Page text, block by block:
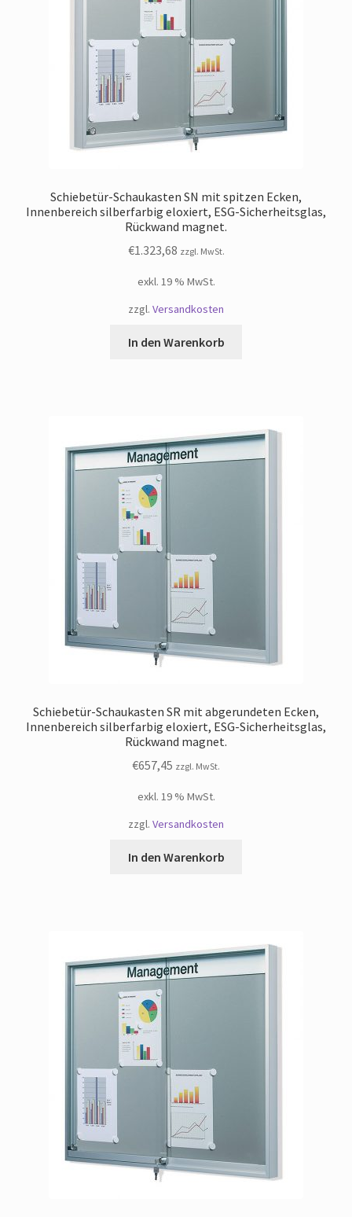
Schiebetür-Schaukasten SN mit spitzen Ecken,
Innenbereich silberfarbig eloxiert, ESG-Sicherheitsglas,
Rückwand magnet.
€1.323,68 zzgl. MwSt.
exkl. 19 % MwSt.
zzgl. Versandkosten
In den Warenkorb
Schiebetür-Schaukasten SR mit abgerundeten Ecken,
Innenbereich silberfarbig eloxiert, ESG-Sicherheitsglas,
Rückwand magnet.
€657,45 zzgl. MwSt.
exkl. 19 % MwSt.
zzgl. Versandkosten
In den Warenkorb